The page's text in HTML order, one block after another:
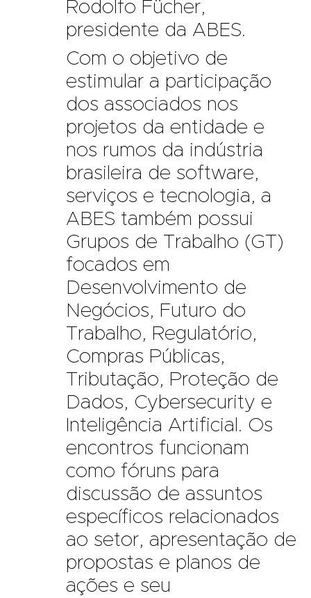
Rodolfo Fücher,
presidente da ABES.
Com o objetivo de
estimular a participação
dos associados nos
projetos da entidade e
nos rumos da indústria
brasileira de software,
serviços e tecnologia, a
ABES também possui
Grupos de Trabalho (GT)
focados em
Desenvolvimento de
Negócios, Futuro do
Trabalho, Regulatório,
Compras Públicas,
Tributação, Proteção de
Dados, Cybersecurity e
Inteligência Artificial. Os
encontros funcionam
como fóruns para
discussão de assuntos
específicos relacionados
ao setor, apresentação de
propostas e planos de
ações e seu